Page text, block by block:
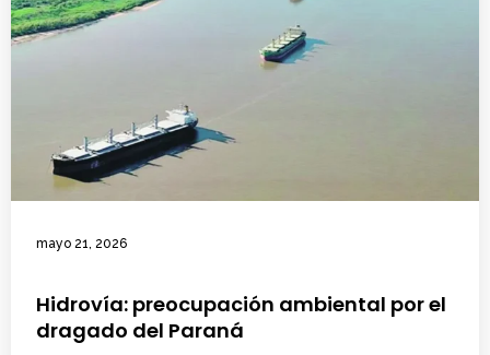
mayo 21, 2026
Hidrovía: preocupación ambiental por el
dragado del Paraná